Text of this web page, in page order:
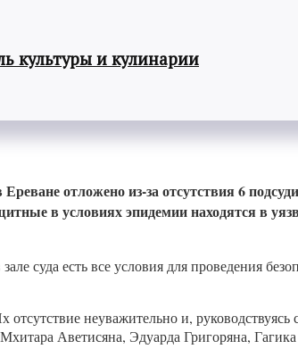
культуры и кулинарии
отложено из-за отсутствия 6
в условиях эпидемии находятся в
суда есть все условия для проведения
неуважительно и, руководствуясь
Аветисяна, Эдуарда Григоряна,